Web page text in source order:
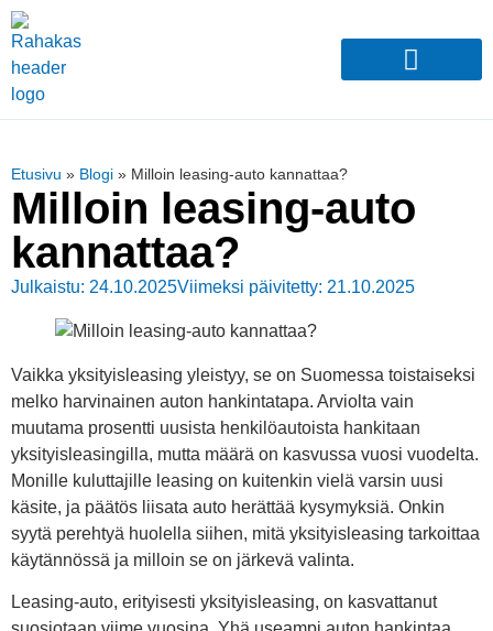
Etusivu » Blogi » Milloin leasing-auto kannattaa?
Milloin leasing-auto
kannattaa?
Julkaistu: 24.10.2025Viimeksi päivitetty: 21.10.2025
Vaikka yksityisleasing yleistyy, se on Suomessa toistaiseksi
melko harvinainen auton hankintatapa. Arviolta vain
muutama prosentti uusista henkilöautoista hankitaan
yksityisleasingilla, mutta määrä on kasvussa vuosi vuodelta.
Monille kuluttajille leasing on kuitenkin vielä varsin uusi
käsite, ja päätös liisata auto herättää kysymyksiä. Onkin
syytä perehtyä huolella siihen, mitä yksityisleasing tarkoittaa
käytännössä ja milloin se on järkevä valinta.
Leasing-auto, erityisesti yksityisleasing, on kasvattanut